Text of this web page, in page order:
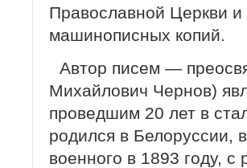
Православной Церкви и
машинописных копий.
Автор писем —
Михайлович Чернов)
проведшим 20 лет в
родился в Белоруссии,
военного в 1893 году, с